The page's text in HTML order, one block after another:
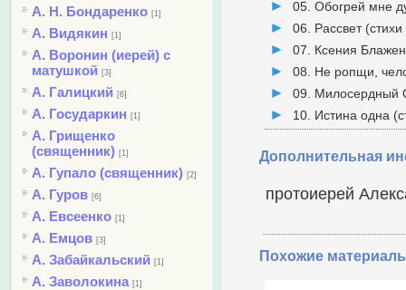
А. Н. Бондаренко [1]
А. Видякин [1]
А. Воронин (иерей) с
матушкой [3]
А. Галицкий [6]
А. Государкин [1]
А. Грищенко
(священник) [1]
А. Гупало (священник) [2]
А. Гуров [6]
А. Евсеенко [1]
А. Емцов [3]
А. Забайкальский [1]
А. Заволокина [1]
05. Обогрей мне
06. Рассвет
07. Ксения
08. Не ропщи,
09. Милосердный
10. Истина одна
Дополнительная
протоиерей
Похожие